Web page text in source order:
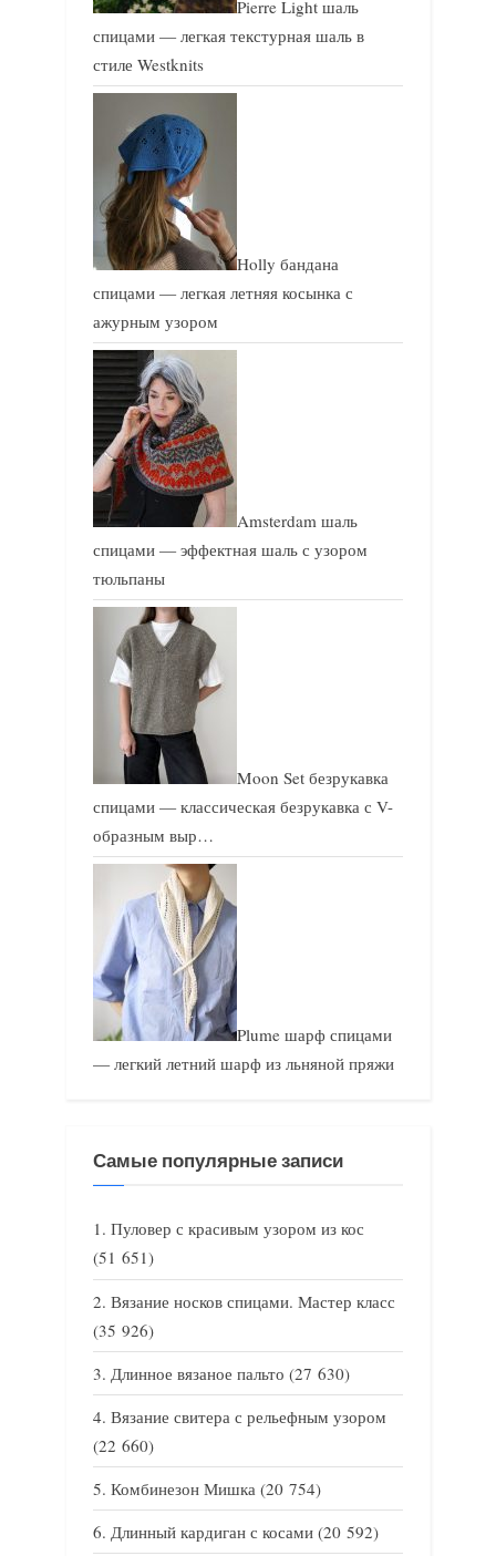
Pierre Light шаль
спицами — легкая текстурная шаль в
стиле Westknits
Holly бандана
спицами — легкая летняя косынка с
ажурным узором
Amsterdam шаль
спицами — эффектная шаль с узором
тюльпаны
Moon Set безрукавка
спицами — классическая безрукавка с V-
образным выр…
Plume шарф спицами
— легкий летний шарф из льняной пряжи
Самые популярные записи
Пуловер с красивым узором из кос
(51 651)
Вязание носков спицами. Мастер класс
(35 926)
Длинное вязаное пальто (27 630)
Вязание свитера с рельефным узором
(22 660)
Комбинезон Мишка (20 754)
Длинный кардиган с косами (20 592)